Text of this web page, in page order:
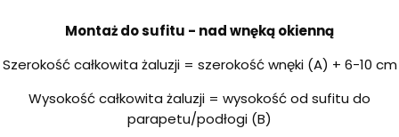
Montaż do sufitu - nad wnęką okienną
Szerokość całkowita żaluzji = szerokość wnęki (A) + 6-10 cm
Wysokość całkowita żaluzji = wysokość od sufitu do
parapetu/podłogi (B)